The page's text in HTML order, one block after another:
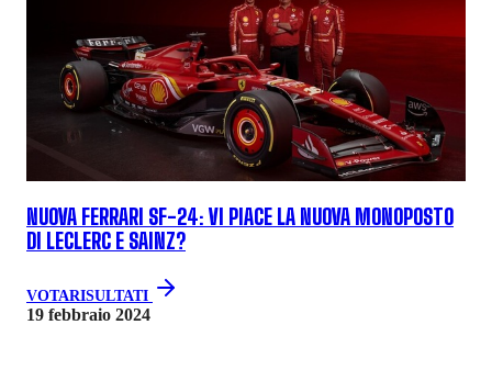
NUOVA FERRARI SF-24: VI PIACE LA NUOVA MONOPOSTO
DI LECLERC E SAINZ?
VOTARISULTATI
19 febbraio 2024